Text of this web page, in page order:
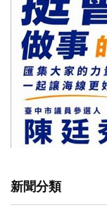
新聞分類